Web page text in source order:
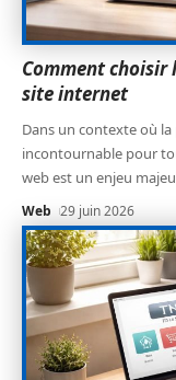
Comment choisir
site internet
Dans un contexte où
incontournable pour
web est un enjeu
Web 29 juin 2026